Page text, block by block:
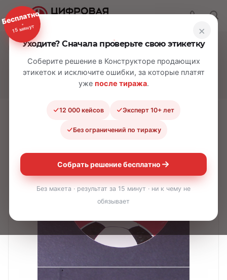
Главная — Каталог — Наклейки — Круглые наклейки
Круглые наклейки
Бесплатно
15 минут ×
Уходите? Сначала проверьте свою этикетку
Соберите решение в Конструкторе продающих
этикеток и исключите ошибки, за которые платят
уже после тиража.
12 000 кейсов Эксперт 10+ лет
Без ограничений по тиражу
Собрать решение бесплатно
Без макета · результат за 15 минут · ни к чему не
обязывает